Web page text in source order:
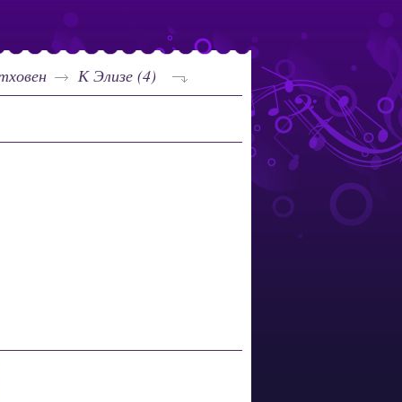
К Элизе (4)